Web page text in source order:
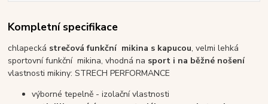
Kompletní specifikace
chlapecká strečová funkční mikina s kapucou, velmi lehká
sportovní funkční mikina, vhodná na sport i na běžné nošení
vlastnosti mikiny: STRECH PERFORMANCE
výborné tepelně - izolační vlastnosti